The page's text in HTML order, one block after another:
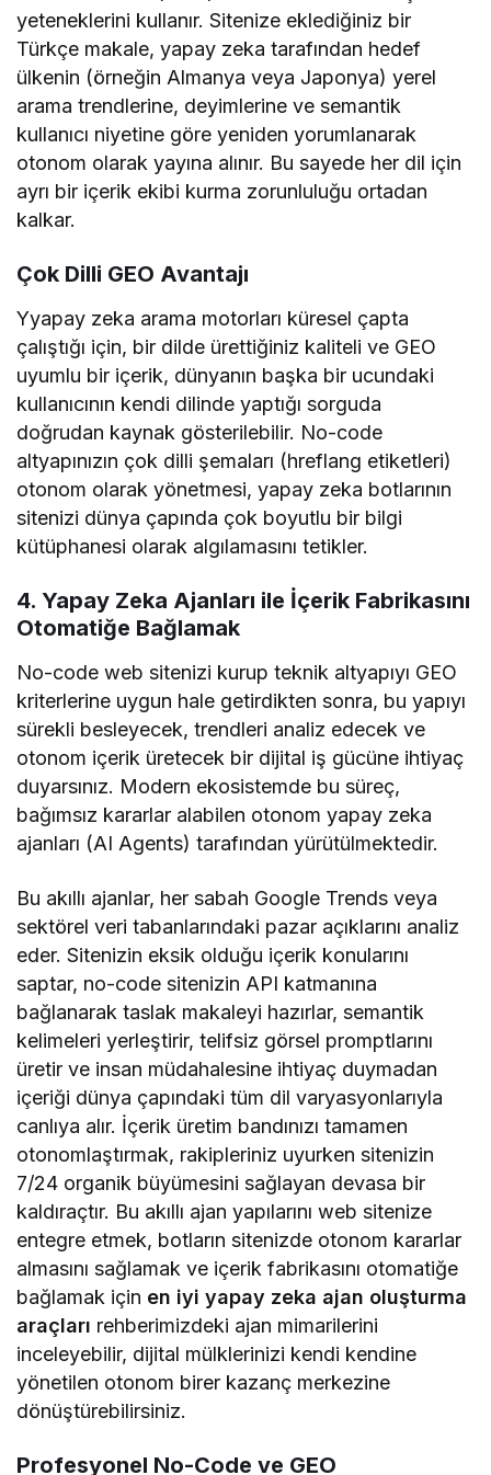
yeteneklerini kullanır. Sitenize eklediğiniz bir
Türkçe makale, yapay zeka tarafından hedef
ülkenin (örneğin Almanya veya Japonya) yerel
arama trendlerine, deyimlerine ve semantik
kullanıcı niyetine göre yeniden yorumlanarak
otonom olarak yayına alınır. Bu sayede her dil için
ayrı bir içerik ekibi kurma zorunluluğu ortadan
kalkar.
Çok Dilli GEO Avantajı
Yyapay zeka arama motorları küresel çapta
çalıştığı için, bir dilde ürettiğiniz kaliteli ve GEO
uyumlu bir içerik, dünyanın başka bir ucundaki
kullanıcının kendi dilinde yaptığı sorguda
doğrudan kaynak gösterilebilir. No-code
altyapınızın çok dilli şemaları (hreflang etiketleri)
otonom olarak yönetmesi, yapay zeka botlarının
sitenizi dünya çapında çok boyutlu bir bilgi
kütüphanesi olarak algılamasını tetikler.
4. Yapay Zeka Ajanları ile İçerik Fabrikasını
Otomatiğe Bağlamak
No-code web sitenizi kurup teknik altyapıyı GEO
kriterlerine uygun hale getirdikten sonra, bu yapıyı
sürekli besleyecek, trendleri analiz edecek ve
otonom içerik üretecek bir dijital iş gücüne ihtiyaç
duyarsınız. Modern ekosistemde bu süreç,
bağımsız kararlar alabilen otonom yapay zeka
ajanları (AI Agents) tarafından yürütülmektedir.
Bu akıllı ajanlar, her sabah Google Trends veya
sektörel veri tabanlarındaki pazar açıklarını analiz
eder. Sitenizin eksik olduğu içerik konularını
saptar, no-code sitenizin API katmanına
bağlanarak taslak makaleyi hazırlar, semantik
kelimeleri yerleştirir, telifsiz görsel promptlarını
üretir ve insan müdahalesine ihtiyaç duymadan
içeriği dünya çapındaki tüm dil varyasyonlarıyla
canlıya alır. İçerik üretim bandınızı tamamen
otonomlaştırmak, rakipleriniz uyurken sitenizin
7/24 organik büyümesini sağlayan devasa bir
kaldıraçtır. Bu akıllı ajan yapılarını web sitenize
entegre etmek, botların sitenizde otonom kararlar
almasını sağlamak ve içerik fabrikasını otomatiğe
bağlamak için en iyi yapay zeka ajan oluşturma
araçları rehberimizdeki ajan mimarilerini
inceleyebilir, dijital mülklerinizi kendi kendine
yönetilen otonom birer kazanç merkezine
dönüştürebilirsiniz.
Profesyonel No-Code ve GEO